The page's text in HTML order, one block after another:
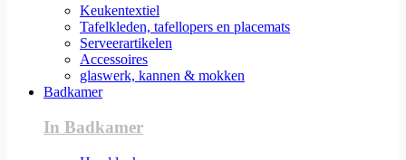
Keukentextiel
Tafelkleden, tafellopers en placemats
Serveerartikelen
Accessoires
glaswerk, kannen & mokken
Badkamer
In Badkamer